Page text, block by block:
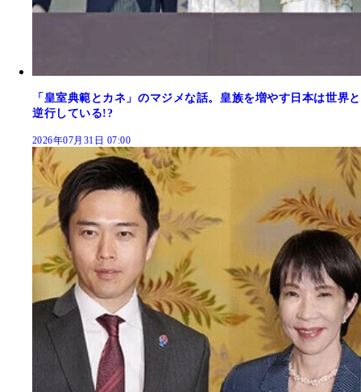
「皇室典範とカネ」のマジメな話。皇族を増やす日本は世界と
逆行している!?
2026年07月31日 07:00